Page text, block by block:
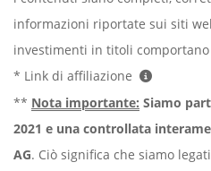
informazioni riportate sui siti
investimenti in titoli
* Link di affiliazione
** Nota importante: Siamo
2021 e una controllata
AG. Ciò significa che siamo